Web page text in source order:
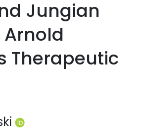
Jungian
Arnold
Therapeutic